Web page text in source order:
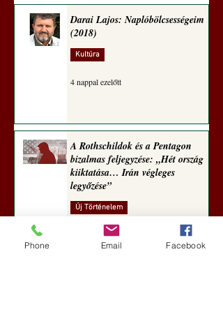
Darai Lajos: Naplóbölcsességeim
(2018)
Kultúra
4 nappal ezelőtt
A Rothschildok és a Pentagon
bizalmas feljegyzése: „Hét ország
kiiktatása… Irán végleges
legyőzése”
Új Történelem
4 nappal ezelőtt
Phone Email Facebook